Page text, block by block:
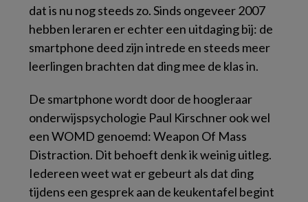
dat is nu nog steeds zo. Sinds ongeveer 2007
hebben leraren er echter een uitdaging bij: de
smartphone deed zijn intrede en steeds meer
leerlingen brachten dat ding mee de klas in.
De smartphone wordt door de hoogleraar
onderwijspsychologie Paul Kirschner ook wel
een WOMD genoemd:Weapon Of Mass
Distraction. Dit behoeft denk ik weinig uitleg.
Iedereen weet wat er gebeurt als dat ding
tijdens een gesprek aan de keukentafel begint